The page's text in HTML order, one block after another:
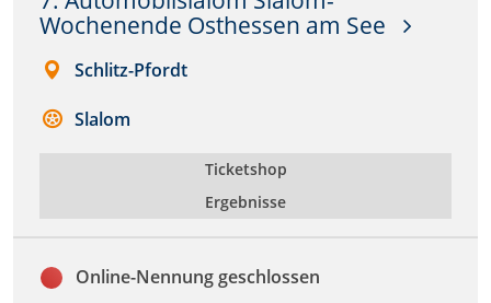
Wochenende Osthessen am See
Schlitz-Pfordt
Slalom
Ticketshop
Ergebnisse
Online-Nennung geschlossen
Cookie Laufzeit:
Cookie Consent
DMSB